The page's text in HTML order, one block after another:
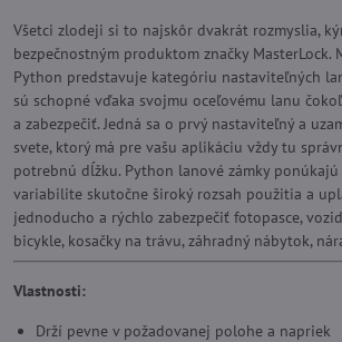
Všetci zlodeji si to najskôr dvakrát rozmyslia,
bezpečnostným produktom značky MasterLock.
Python predstavuje kategóriu nastaviteľných
sú schopné vďaka svojmu oceľovému lanu
a zabezpečiť. Jedná sa o prvý nastaviteľný a
svete, ktorý má pre vašu aplikáciu vždy tu
potrebnú dĺžku. Python lanové zámky
variabilite skutočne široký rozsah použitia a
jednoducho a rýchlo zabezpečiť fotopasce,
bicykle, kosačky na trávu, záhradný nábytok,
Vlastnosti:
Drží pevne v požadovanej polohe a napriek